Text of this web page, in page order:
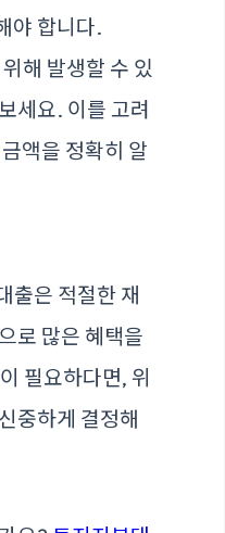
야 합니다.
해 발생할 수 있
세요. 이를 고려
액을 정확히 알
출은 적절한 재
로 많은 혜택을
필요하다면, 위
중하게 결정해